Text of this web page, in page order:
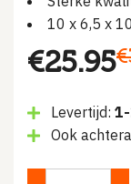
10 x 6,5 x
€
was:
€37.50.
€25.95
is:
€25.95.
Levertijd:
Ook